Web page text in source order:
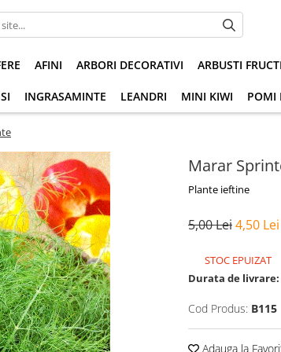
AFINI ARBORI DECORATIVI ARBUSTI
INGRASAMINTE LEANDRI MINI KIWI POMI
Marar
Plante ieftine
5,00 Lei4,50 Lei
STOC EPUIZAT
Durata de livrare:
Cod Produs: B115
Adauga la